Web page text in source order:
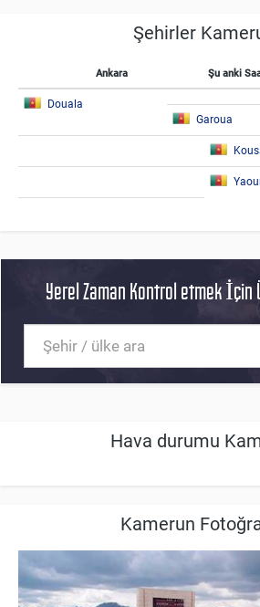
Şehirler
Ankara Şu anki
Douala
Garoua
Yerel Zaman Kontrol etmek
Hava durumu
Kamerun